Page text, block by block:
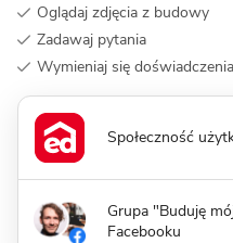
Oglądaj zdjęcia z budowy
Zadawaj pytania
Wymieniaj się
Społeczność
Grupa "Buduję
Facebooku